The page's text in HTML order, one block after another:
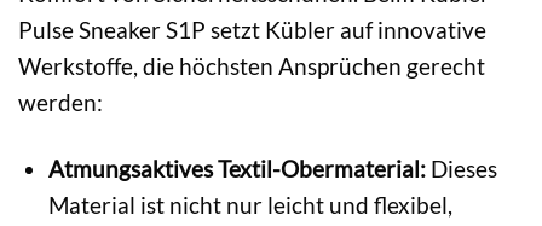
Pulse Sneaker S1P setzt Kübler auf innovative
Werkstoffe, die höchsten Ansprüchen gerecht
werden:
Atmungsaktives Textil-Obermaterial:Dieses
Material ist nicht nur leicht und flexibel,